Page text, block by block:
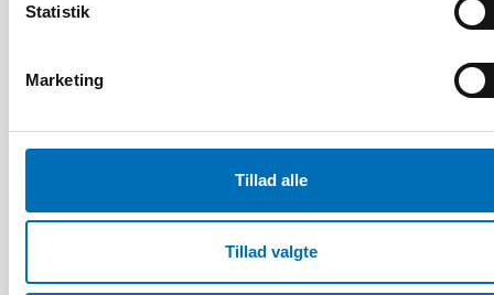
Statistik
Marketing
Tillad alle
Tillad valgte
FOLKESUNDHED